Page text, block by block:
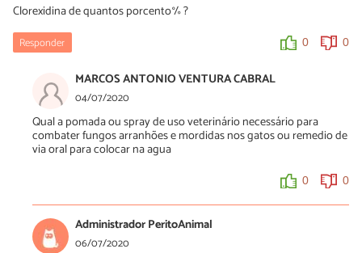
Clorexidina de quantos porcento% ?
Responder 0 0
MARCOS ANTONIO VENTURA CABRAL
04/07/2020
Qual a pomada ou spray de uso veterinário necessário para
combater fungos arranhões e mordidas nos gatos ou remedio de
via oral para colocar na agua
0 0
Administrador PeritoAnimal
06/07/2020